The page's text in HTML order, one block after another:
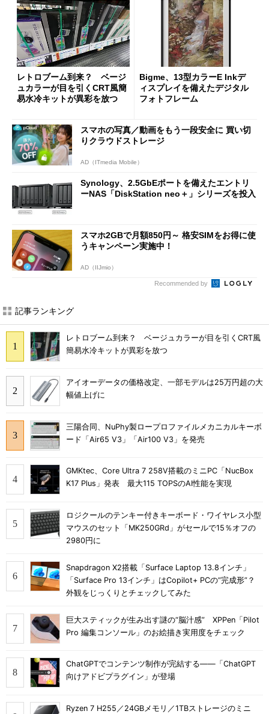
レトロブーム到来？ ベージ
ュカラーが目を引くCRT風簡
易水冷キットが異彩を放つ
Bigme、13型カラーE Inkデ
ィスプレイを備えたデジタル
フォトフレーム
スマホの写真／動画をもう一段安全に 買い切
りクラウドストレージ
AD（ITmedia Mobile）
Synology、2.5GbEポートを備えたエントリ
ーNAS「DiskStation neo＋」シリーズを投入
スマホ2GBで月額850円～ 格安SIMをお得に使
うキャンペーン実施中！
AD（IIJmio）
Recommended by
記事ランキング
レトロブーム到来？ ベージュカラーが目を引くCRT風
簡易水冷キットが異彩を放つ
アイオーデータの価格改定、一部モデルは25万円超の大
幅値上げに
三陽合同、NuPhy製ロープロファイルメカニカルキーボ
ード「Air65 V3」「Air100 V3」を発売
GMKtec、Core Ultra 7 258V搭載のミニPC「NucBox
K17 Plus」発表 最大115 TOPSのAI性能を実現
ロジクールのテンキー付きキーボード・ワイヤレス小型
マウスのセット「MK250GRd」がセールで15％オフの
2980円に
Snapdragon X2搭載「Surface Laptop 13.8インチ」
「Surface Pro 13インチ」はCopilot+ PCの“完成形”？
外観をじっくりとチェックしてみた
巨大スティックが生み出す謎の“脳汁感” XPPen「Pilot
Pro 編集コンソール」のお絵描き実用度をチェック
ChatGPTでコンテンツ制作が完結する――「ChatGPT
向けアドビプラグイン」が登場
Ryzen 7 H255／24GBメモリ／1TBストレージのミニ